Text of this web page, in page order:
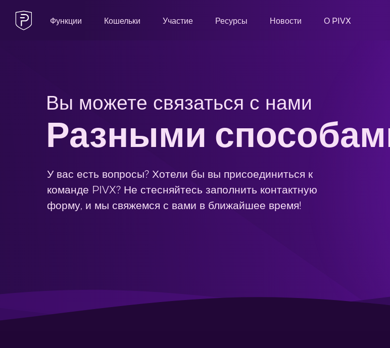
Функции Кошельки Участие Ресурсы Новости О PIVX
Вы можете связаться с нами
Разными
У вас есть вопросы? Хотели бы вы присоединиться к
команде PIVX? Не стесняйтесь заполнить контактную
форму, и мы свяжемся с вами в ближайшее время!